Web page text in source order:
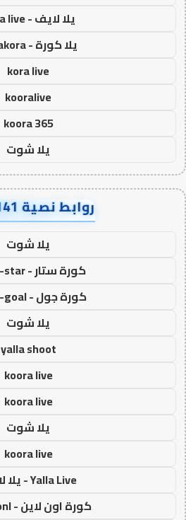
يلا لايف - yalla live
يلا كورة - yallakora
kora live
kooralive
koora 365
يلا شوت
روابط نصية AA90141
يلا شوت
كورة ستار - koora-star
كورة جول - koora-goal
يلا شوت
yalla shoot
koora live
koora live
يلا شوت
koora live
Yalla Live - يلا لايف
كورة اون لاين - koora onl